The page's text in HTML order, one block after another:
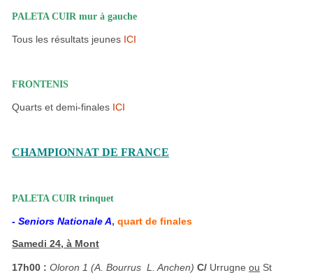
PALETA CUIR mur à gauche
Tous les résultats jeunes ICI
FRONTENIS
Quarts et demi-finales ICI
CHAMPIONNAT DE FRANCE
PALETA CUIR trinquet
- Seniors Nationale A,quart de finales
Samedi 24, à Mont
17h00 :Oloron 1 (A. Bourrus  L. Anchen) C/ Urrugneou St